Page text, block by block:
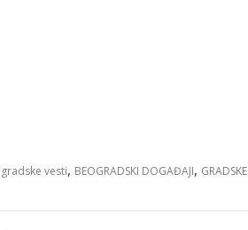
vesti, BEOGRADSKI DOGAĐAJI,